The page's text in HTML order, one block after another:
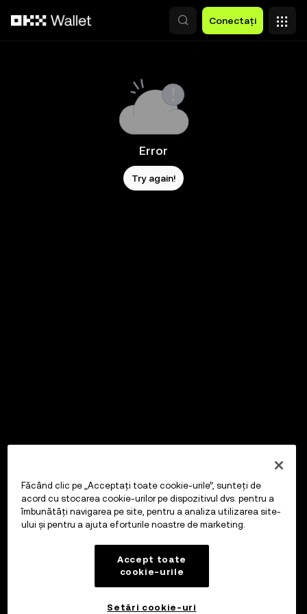
Conectați
Error
Try again!
Făcând clic pe „Acceptați toate cookie-urile”, sunteți de
acord cu stocarea cookie-urilor pe dispozitivul dvs. pentru a
îmbunătăți navigarea pe site, pentru a analiza utilizarea site-
ului și pentru a ajuta eforturile noastre de marketing.
Accept toate
cookie-urile
Setări cookie-uri